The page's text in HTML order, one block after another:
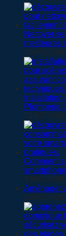
Nettoyer
meilleures
25/07/2026
Plomberie
22/07/2026
Comment
smartphone
19/07/2026
Aménager
16/07/2026